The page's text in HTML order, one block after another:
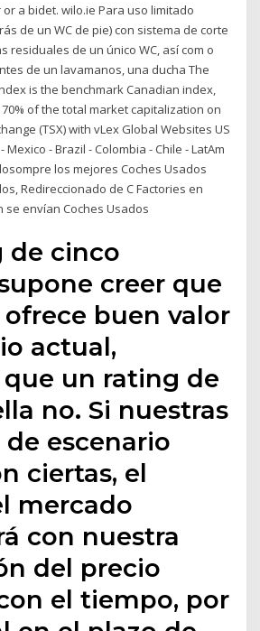
a bidet. wilo.ie Para uso limitado
de un WC de pie) con sistema de corte
residuales de un único WC, así com o
de un lavamanos, una ducha The
is the benchmark Canadian index,
of the total market capitalization on
(TSX) with vLex Global Websites US
Mexico - Brazil - Colombia - Chile - LatAm
los mejores Coches Usados
Redireccionado de C Factories en
se envían Coches Usados
de cinco
creer que
buen valor
actual,
un rating de
no. Si nuestras
escenario
ciertas, el
mercado
con nuestra
del precio
el tiempo, por